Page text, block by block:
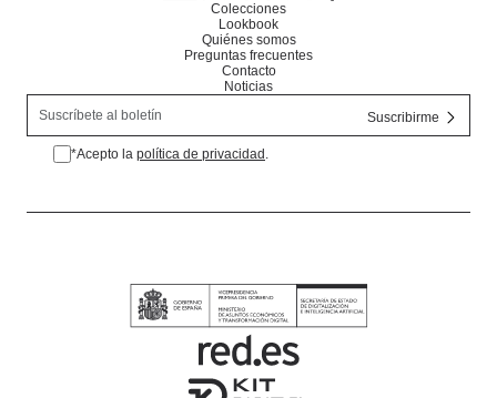
Colecciones
Lookbook
Quiénes somos
Preguntas frecuentes
Contacto
Noticias
*Acepto la política de privacidad.
*Acepto la política de privacidad .